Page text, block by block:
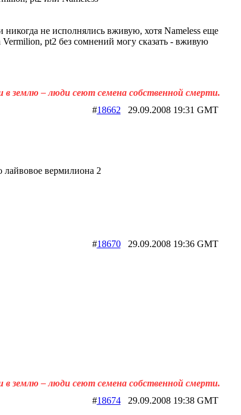
никогда не исполнялись вживую, хотя Nameless еще
pt2 без сомнений могу сказать - вживую
в землю – люди сеют семена собственной смерти.
#18662 29.09.2008 19:31 GMT
лайвовое вермилиона 2
#1867029.09.2008 19:36 GMT
в землю – люди сеют семена собственной смерти.
#1867429.09.2008 19:38 GMT